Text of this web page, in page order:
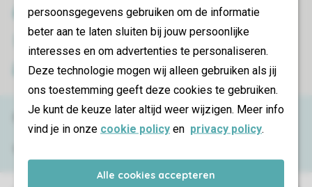
persoonsgegevens gebruiken om de informatie
beter aan te laten sluiten bij jouw persoonlijke
interesses en om advertenties te personaliseren.
Deze technologie mogen wij alleen gebruiken als jij
ons toestemming geeft deze cookies te gebruiken.
Je kunt de keuze later altijd weer wijzigen. Meer info
vind je in onze cookie policy en privacy policy.
Alle cookies accepteren
SSL certificate
Secure payment
Need help?